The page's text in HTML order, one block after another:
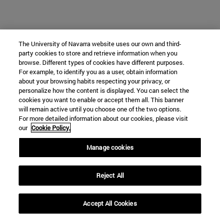
The University of Navarra website uses our own and third-
party cookies to store and retrieve information when you
browse. Different types of cookies have different purposes.
For example, to identify you as a user, obtain information
about your browsing habits respecting your privacy, or
personalize how the content is displayed. You can select the
cookies you want to enable or accept them all. This banner
will remain active until you choose one of the two options.
For more detailed information about our cookies, please visit
our Cookie Policy.
Manage cookies
Reject All
Accept All Cookies